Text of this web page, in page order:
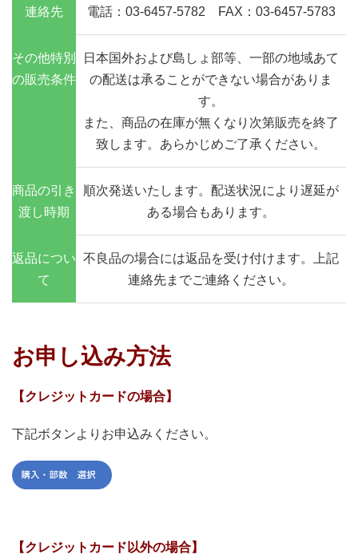
連絡先 電話：03-6457-5782 FAX：03-6457-5783
その他特別
の販売条件
日本国外および島しょ部等、一部の地域あて
の配送は承ることができない場合がありま
す。
また、商品の在庫が無くなり次第販売を終了
致します。あらかじめご了承ください。
商品の引き
渡し時期
順次発送いたします。配送状況により遅延が
ある場合もあります。
返品につい
て
不良品の場合には返品を受け付けます。上記
連絡先までご連絡ください。
お申し込み方法
【クレジットカードの場合】
下記ボタンよりお申込みください。
【クレジットカード以外の場合】